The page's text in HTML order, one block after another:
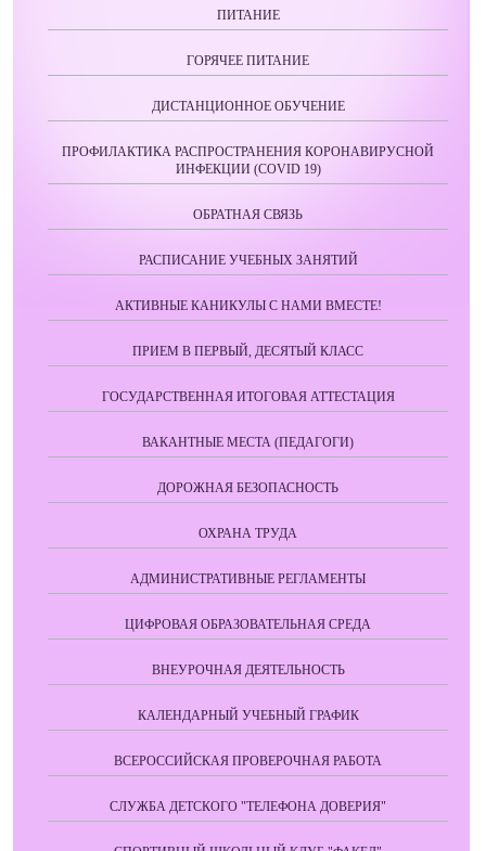
ПИТАНИЕ
ГОРЯЧЕЕ ПИТАНИЕ
ДИСТАНЦИОННОЕ ОБУЧЕНИЕ
ПРОФИЛАКТИКА РАСПРОСТРАНЕНИЯ КОРОНАВИРУСНОЙ
ИНФЕКЦИИ (COVID 19)
ОБРАТНАЯ СВЯЗЬ
РАСПИСАНИЕ УЧЕБНЫХ ЗАНЯТИЙ
АКТИВНЫЕ КАНИКУЛЫ С НАМИ ВМЕСТЕ!
ПРИЕМ В ПЕРВЫЙ, ДЕСЯТЫЙ КЛАСС
ГОСУДАРСТВЕННАЯ ИТОГОВАЯ АТТЕСТАЦИЯ
ВАКАНТНЫЕ МЕСТА (ПЕДАГОГИ)
ДОРОЖНАЯ БЕЗОПАСНОСТЬ
ОХРАНА ТРУДА
АДМИНИСТРАТИВНЫЕ РЕГЛАМЕНТЫ
ЦИФРОВАЯ ОБРАЗОВАТЕЛЬНАЯ СРЕДА
ВНЕУРОЧНАЯ ДЕЯТЕЛЬНОСТЬ
КАЛЕНДАРНЫЙ УЧЕБНЫЙ ГРАФИК
ВСЕРОССИЙСКАЯ ПРОВЕРОЧНАЯ РАБОТА
СЛУЖБА ДЕТСКОГО "ТЕЛЕФОНА ДОВЕРИЯ"